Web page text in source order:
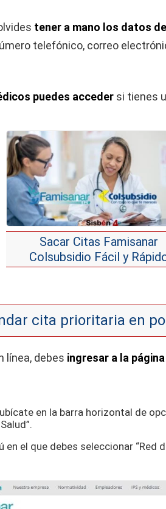
tener a mano los datos
telefónico, correo
puedes acceder si tienes
Sacar Citas Famisanar
Colsubsidio Fácil y
cita prioritaria en
línea, debes ingresar a la
en la barra horizontal de
el que debes seleccionar “Red